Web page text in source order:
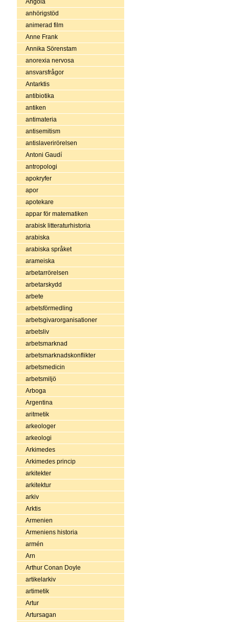
Angola
anhörigstöd
animerad film
Anne Frank
Annika Sörenstam
anorexia nervosa
ansvarsfrågor
Antarktis
antibiotika
antiken
antimateria
antisemitism
antislaverirörelsen
Antoni Gaudí
antropologi
apokryfer
apor
apotekare
appar för matematiken
arabisk litteraturhistoria
arabiska
arabiska språket
arameiska
arbetarrörelsen
arbetarskydd
arbete
arbetsförmedling
arbetsgivarorganisationer
arbetsliv
arbetsmarknad
arbetsmarknadskonflikter
arbetsmedicin
arbetsmiljö
Arboga
Argentina
aritmetik
arkeologer
arkeologi
Arkimedes
Arkimedes princip
arkitekter
arkitektur
arkiv
Arktis
Armenien
Armeniens historia
armén
Arn
Arthur Conan Doyle
artikelarkiv
artimetik
Artur
Artursagan